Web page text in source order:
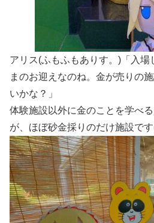
アリス(ふもふもありす。)「入場
まのお迎えなのね。金が売りの
いかな？」
体験施設以外に金のことを学べ
が、ほぼ砂金採りのだけ施設で